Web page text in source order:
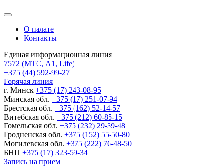
О палате
Контакты
Единая информационная линия
7572 (МТС, A1, Life)
+375 (44) 592-99-27
Горячая линия
г. Минск +375 (17) 243-08-95
Минская обл. +375 (17) 251-07-94
Брестская обл. +375 (162) 52-14-57
Витебская обл. +375 (212) 60-85-15
Гомельская обл. +375 (232) 29-39-48
Гродненская обл. +375 (152) 55-50-80
Могилевская обл. +375 (222) 76-48-50
БНП +375 (17) 323-59-34
Запись на прием